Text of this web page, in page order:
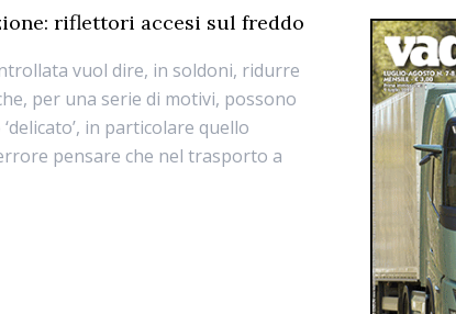
riflettori accesi sul freddo
vuol dire, in soldoni, ridurre
per una serie di motivi, possono
in particolare quello
pensare che nel trasporto a